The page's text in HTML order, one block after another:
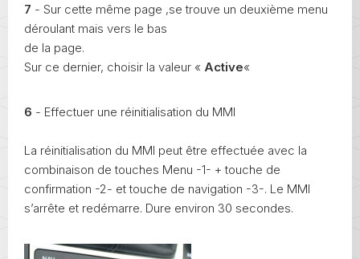
7 - Sur cette même page ,se trouve un deuxième menu
déroulant mais vers le bas
de la page.
Sur ce dernier, choisir la valeur « Active«
6 - Effectuer une réinitialisation du MMI
La réinitialisation du MMI peut être effectuée avec la
combinaison de touches Menu -1- + touche de
confirmation -2- et touche de navigation -3-. Le MMI
s’arrête et redémarre. Dure environ 30 secondes.